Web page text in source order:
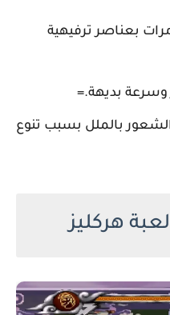
بعناصر ترفيهية
وسرعة بديهة.=
بالملل بسبب تنوع
هركليز